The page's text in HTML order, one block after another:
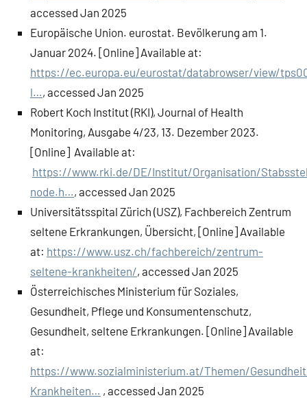
accessed Jan 2025
Europäische Union. eurostat. Bevölkerung am 1.
Januar 2024. [Online] Available at:
https://ec.europa.eu/eurostat/databrowser/view/
l…, accessed Jan 2025
Robert Koch Institut (RKI), Journal of Health
Monitoring, Ausgabe 4/23, 13. Dezember 2023.
[Online] Available at:
https://www.rki.de/DE/Institut/Organisation/
node.h…, accessed Jan 2025
Universitätsspital Zürich (USZ), Fachbereich Zentrum
seltene Erkrankungen, Übersicht, [Online] Available
at: https://www.usz.ch/fachbereich/zentrum-
seltene-krankheiten/, accessed Jan 2025
Österreichisches Ministerium für Soziales,
Gesundheit, Pflege und Konsumentenschutz,
Gesundheit, seltene Erkrankungen. [Online] Available
at:
https://www.sozialministerium.at/Themen/
Krankheiten… , accessed Jan 2025